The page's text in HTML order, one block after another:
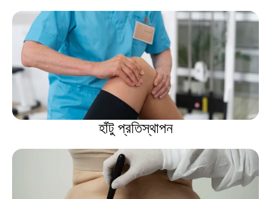
হাঁটু প্রতিস্থাপন